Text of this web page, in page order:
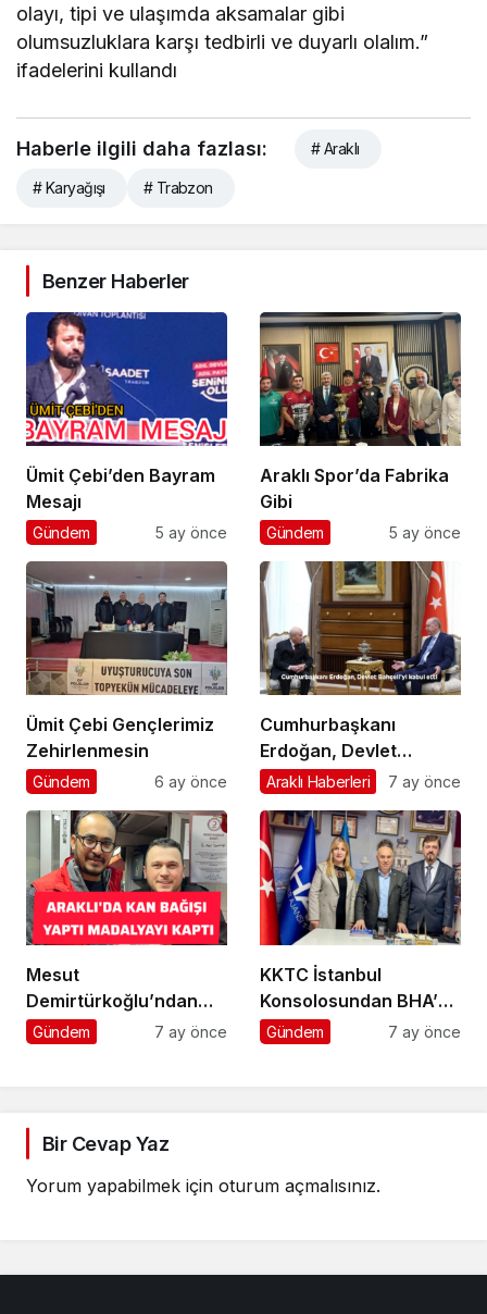
olayı, tipi ve ulaşımda aksamalar gibi
olumsuzluklara karşı tedbirli ve duyarlı olalım.”
ifadelerini kullandı
Haberle ilgili daha fazlası: # Araklı
# Karyağışı # Trabzon
Benzer Haberler
Ümit Çebi’den Bayram
Mesajı
Gündem 5 ay önce
Araklı Spor’da Fabrika
Gibi
Gündem 5 ay önce
Ümit Çebi Gençlerimiz
Zehirlenmesin
Gündem 6 ay önce
Cumhurbaşkanı
Erdoğan, Devlet
Bahçeli’yi kabul etti
Araklı Haberleri 7 ay önce
Mesut
Demirtürkoğlu’ndan
Örnek Davranış
Gündem 7 ay önce
KKTC İstanbul
Konsolosundan BHA’ya
Ziyaret
Gündem 7 ay önce
Bir Cevap Yaz
Yorum yapabilmek için oturum açmalısınız.